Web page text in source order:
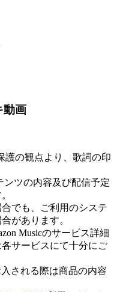
動画
護の観点より、歌詞の印
ツの内容及び配信予定
でも、ご利用のシステ
があります。
Musicのサービス詳細
サービスにて十分にご
入される際は商品の内容